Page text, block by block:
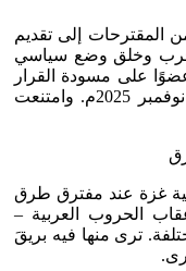
المقترحات إلى تقديم
وخلق وضع سياسي
جديد في غزة. وقد صوت 13 عضوًا على مسودة القرار
الأمريكي لخطة السلام في غزة في 18 نوفمبر 2025م. وامتنعت
غزة عند مفترق طرق
الحروب العربية –
ترى منها فيه بريقَ